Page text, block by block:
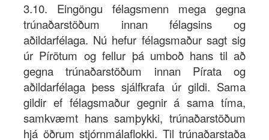
3.10. Eingöngu félagsmenn mega gegna
trúnaðarstöðum innan félagsins og
aðildarfélaga. Nú hefur félagsmaður sagt sig
úr Pírötum og fellur þá umboð hans til að
gegna trúnaðarstöðum innan Pírata og
aðildarfélaga þess sjálfkrafa úr gildi. Sama
gildir ef félagsmaður gegnir á sama tíma,
samkvæmt hans samþykki, trúnaðarstöðum
hjá öðrum stjórnmálaflokki. Til trúnaðarstaða